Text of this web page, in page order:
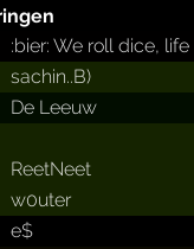
:bier: We roll dice, life
sachin..B)
De Leeuw
ReetNeet
w0uter
e$